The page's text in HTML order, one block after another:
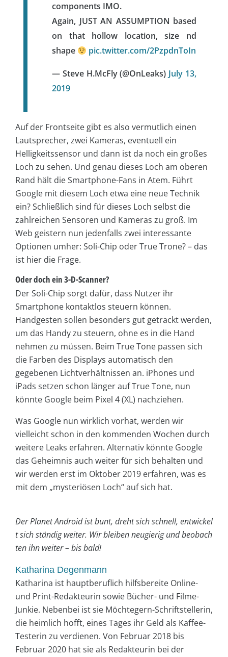
components IMO.
Again, JUST AN ASSUMPTION based
on that hollow location, size nd
shape
pic.twitter.com/2PzpdnToIn
— Steve H.McFly (@OnLeaks) July 13,
2019
Auf der Frontseite gibt es also vermutlich einen
Lautsprecher, zwei Kameras, eventuell ein
Helligkeitssensor und dann ist da noch ein großes
Loch zu sehen. Und genau dieses Loch am oberen
Rand hält die Smartphone-Fans in Atem. Führt
Google mit diesem Loch etwa eine neue Technik
ein? Schließlich sind für dieses Loch selbst die
zahlreichen Sensoren und Kameras zu groß. Im
Web geistern nun jedenfalls zwei interessante
Optionen umher: Soli-Chip oder True Trone? – das
ist hier die Frage.
Oder doch ein 3-D-Scanner?
Der Soli-Chip sorgt dafür, dass Nutzer ihr
Smartphone kontaktlos steuern können.
Handgesten sollen besonders gut getrackt werden,
um das Handy zu steuern, ohne es in die Hand
nehmen zu müssen. Beim True Tone passen sich
die Farben des Displays automatisch den
gegebenen Lichtverhältnissen an. iPhones und
iPads setzen schon länger auf True Tone, nun
könnte Google beim Pixel 4 (XL) nachziehen.
Was Google nun wirklich vorhat, werden wir
vielleicht schon in den kommenden Wochen durch
weitere Leaks erfahren. Alternativ könnte Google
das Geheimnis auch weiter für sich behalten und
wir werden erst im Oktober 2019 erfahren, was es
mit dem „mysteriösen Loch“ auf sich hat.
Der Planet Android ist bunt, dreht sich schnell, entwickel
t sich ständig weiter. Wir bleiben neugierig und beobach
ten ihn weiter – bis bald!
Katharina Degenmann
Katharina ist hauptberuflich hilfsbereite Online-
und Print-Redakteurin sowie Bücher- und Filme-
Junkie. Nebenbei ist sie Möchtegern-Schriftstellerin,
die heimlich hofft, eines Tages ihr Geld als Kaffee-
Testerin zu verdienen. Von Februar 2018 bis
Februar 2020 hat sie als Redakteurin bei der